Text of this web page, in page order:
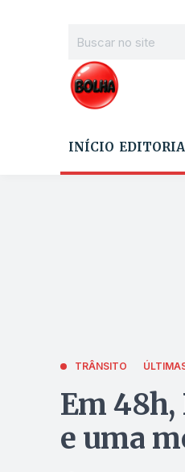
INÍCIO
TRÂNSITO
Em 48h,
e uma